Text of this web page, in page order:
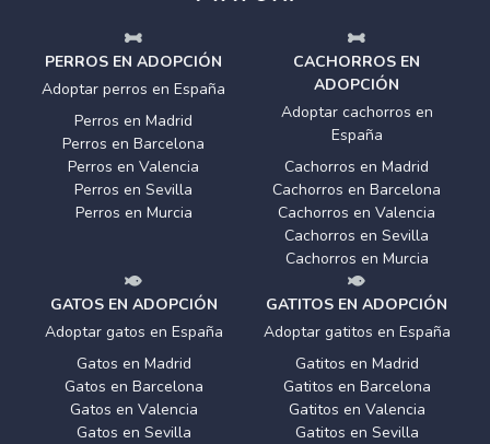
PERROS EN ADOPCIÓN
Adoptar perros en España
Perros en Madrid
Perros en Barcelona
Perros en Valencia
Perros en Sevilla
Perros en Murcia
CACHORROS EN
ADOPCIÓN
Adoptar cachorros en
España
Cachorros en Madrid
Cachorros en Barcelona
Cachorros en Valencia
Cachorros en Sevilla
Cachorros en Murcia
GATOS EN ADOPCIÓN
Adoptar gatos en España
Gatos en Madrid
Gatos en Barcelona
Gatos en Valencia
Gatos en Sevilla
GATITOS EN ADOPCIÓN
Adoptar gatitos en España
Gatitos en Madrid
Gatitos en Barcelona
Gatitos en Valencia
Gatitos en Sevilla